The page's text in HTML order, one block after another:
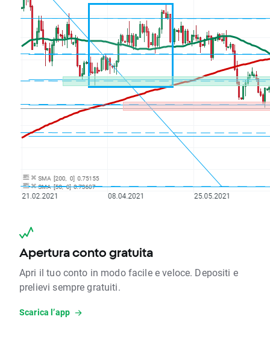
Apertura conto gratuita
Apri il tuo conto in modo facile e veloce. Depositi e
prelievi sempre gratuiti.
Scarica l’app